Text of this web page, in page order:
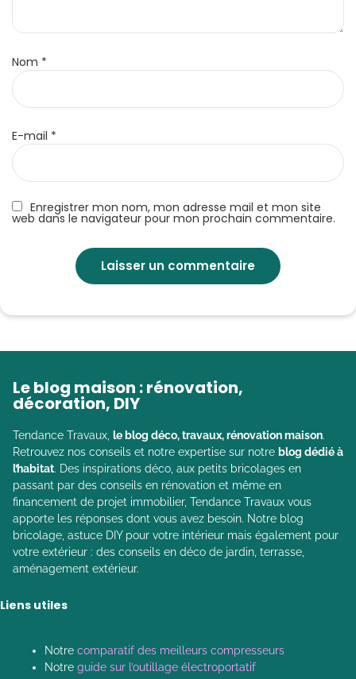
Enregistrer mon nom, mon adresse mail et mon site
web dans le navigateur pour mon prochain commentaire.
Nom *
E-mail *
Le blog maison : rénovation,
décoration, DIY
Tendance Travaux, le blog déco, travaux, rénovation maison.
Retrouvez nos conseils et notre expertise sur notre blog dédié à
l’habitat. Des inspirations déco, aux petits bricolages en
passant par des conseils en rénovation et même en
financement de projet immobilier, Tendance Travaux vous
apporte les réponses dont vous avez besoin. Notre blog
bricolage, astuce DIY pour votre intérieur mais également pour
votre extérieur : des conseils en déco de jardin, terrasse,
aménagement extérieur.
Liens utiles
Notre comparatif des meilleurs compresseurs
Notre guide sur l’outillage électroportatif